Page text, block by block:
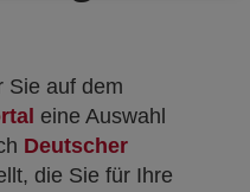
Sie auf dem
eine Auswahl
Deutscher
die Sie für Ihre